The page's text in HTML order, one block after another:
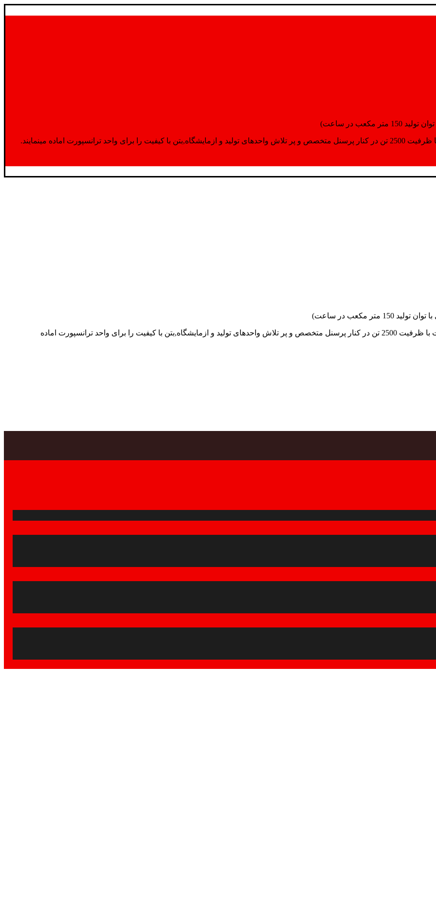
اماده مینمایند.
جهاد بتن با فضای کارگاهی و به کار گیری سه دستگاه بچینگ پلانت با ظرفیت 2500 تن در کنار پرسنل متخصص و پر تلاش واحدهای تولید و ازمایشگاه,بتن با کیفیت را برای واحد ترانسپورت اماده